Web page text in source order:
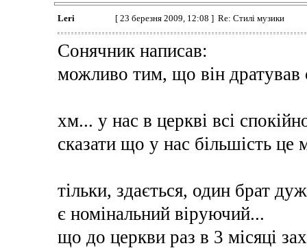
Leri [ 23 березня 2009, 12:08 ] Re: Стилі музики
Сонячник написав:
можливо тим, що він
хм... у нас в церкві всі
сказати що у нас більшість
тільки, здається, один брат
є номінальний віруючий...
що до церкви раз в 3 місяці